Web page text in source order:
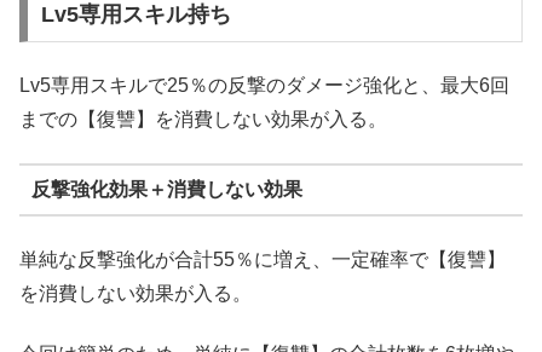
Lv5専用スキル持ち
Lv5専用スキルで25％の反撃のダメージ強化と、最大6回
までの【復讐】を消費しない効果が入る。
反撃強化効果＋消費しない効果
単純な反撃強化が合計55％に増え、一定確率で【復讐】
を消費しない効果が入る。